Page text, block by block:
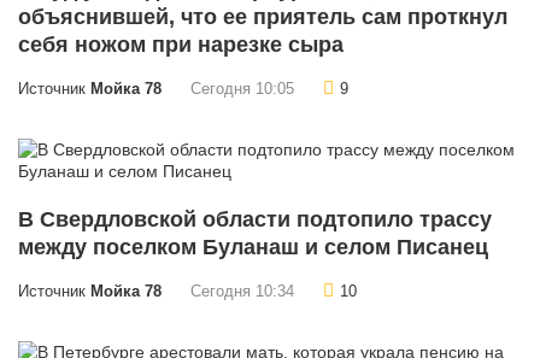
объяснившей, что ее приятель сам проткнул
себя ножом при нарезке сыра
Источник Мойка 78 Сегодня 10:05 9
В Свердловской области подтопило трассу
между поселком Буланаш и селом Писанец
Источник Мойка 78 Сегодня 10:34 10